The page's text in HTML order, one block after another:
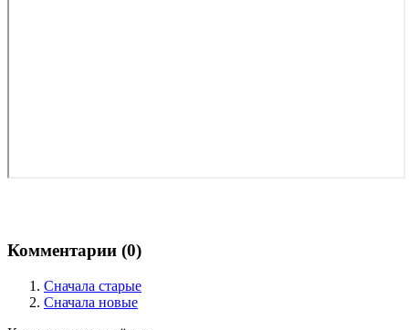
Комментарии (0)
Сначала старые
Сначала новые